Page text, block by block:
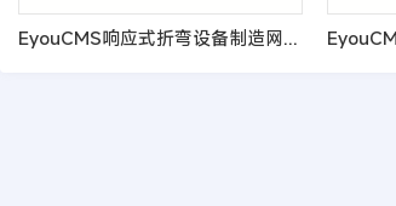
EyouCMS响应式折弯设备制造网站模板